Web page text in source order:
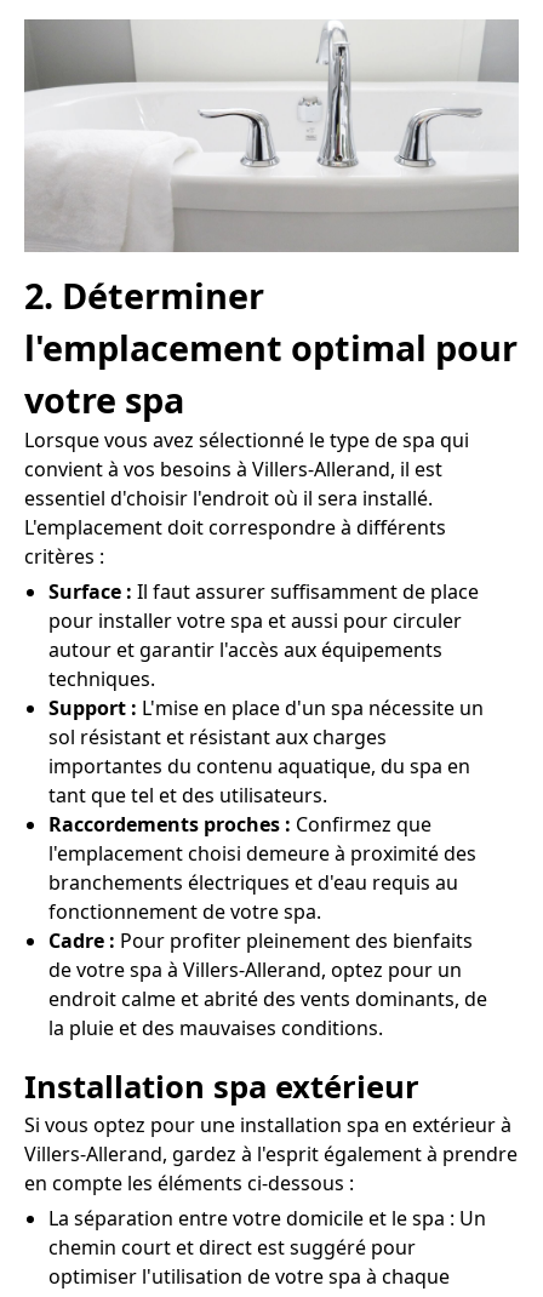
2. Déterminer
l'emplacement optimal pour
votre spa
Lorsque vous avez sélectionné le type de spa qui
convient à vos besoins à Villers-Allerand, il est
essentiel d'choisir l'endroit où il sera installé.
L'emplacement doit correspondre à différents
critères :
Surface : Il faut assurer suffisamment de place
pour installer votre spa et aussi pour circuler
autour et garantir l'accès aux équipements
techniques.
Support : L'mise en place d'un spa nécessite un
sol résistant et résistant aux charges
importantes du contenu aquatique, du spa en
tant que tel et des utilisateurs.
Raccordements proches : Confirmez que
l'emplacement choisi demeure à proximité des
branchements électriques et d'eau requis au
fonctionnement de votre spa.
Cadre : Pour profiter pleinement des bienfaits
de votre spa à Villers-Allerand, optez pour un
endroit calme et abrité des vents dominants, de
la pluie et des mauvaises conditions.
Installation spa extérieur
Si vous optez pour une installation spa en extérieur à
Villers-Allerand, gardez à l'esprit également à prendre
en compte les éléments ci-dessous :
La séparation entre votre domicile et le spa : Un
chemin court et direct est suggéré pour
optimiser l'utilisation de votre spa à chaque